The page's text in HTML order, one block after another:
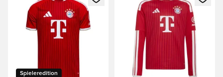
Spieleredition